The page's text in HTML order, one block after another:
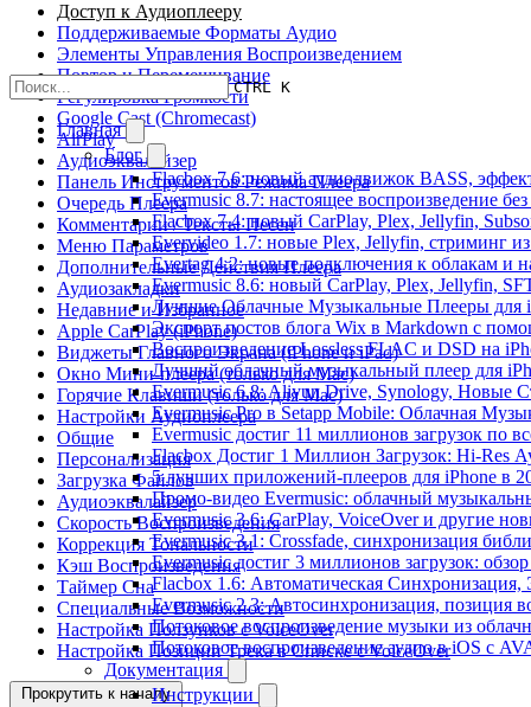
CTRL K
Главная
Блог
Flacbox 7.6: новый аудиодвижок BASS,
Evermusic 8.7: настоящее воспроизведение
Flacbox 7.4: новый CarPlay, Plex, Jellyfin,
Evervideo 1.7: новые Plex, Jellyfin, стриминг
Evertag 4.2: новые подключения к облакам и
Evermusic 8.6: новый CarPlay, Plex, Jellyfin,
Лучшие Облачные Музыкальные Плееры для
Экспорт постов блога Wix в Markdown с
Воспроизведение Lossless FLAC и DSD на
Лучший облачный музыкальный плеер для
Evermusic 6.8: Aliyun Drive, Synology, Новые
Evermusic Pro в Setapp Mobile: Облачная
Evermusic достиг 11 миллионов загрузок по
Flacbox Достиг 1 Миллион Загрузок: Hi-Res
5 лучших приложений-плееров для iPhone в
Промо-видео Evermusic: облачный
Evermusic 3.6: CarPlay, VoiceOver и другие
Evermusic 3.1: Crossfade, синхронизация
Evermusic достиг 3 миллионов загрузок:
Flacbox 1.6: Автоматическая
Evermusic 2.3: Автосинхронизация, позиция
Потоковое воспроизведение музыки из
Потоковое воспроизведение аудио в iOS с
Документация
Инструкции
Доступ к Аудиоплееру
Поддерживаемые Форматы Аудио
Элементы Управления Воспроизведением
Повтор и Перемешивание
Регулировка Громкости
Google Cast (Chromecast)
AirPlay
Аудиоэквалайзер
Панель Инструментов Режима Плеера
Очередь Плеера
Комментарии / Тексты Песен
Меню Параметров
Дополнительные Действия Плеера
Аудиозакладки
Недавние и Избранное
Apple CarPlay (iPhone)
Виджеты Главного Экрана (iPhone и iPad)
Окно Мини-плеера (только для Mac)
Горячие Клавиши (только для Mac)
Настройки Аудиоплеера
Общие
Персонализация
Загрузка Файлов
Аудиоэквалайзер
Скорость Воспроизведения
Коррекция Тональности
Кэш Воспроизведения
Таймер Сна
Специальные Возможности
Настройка Ползунков с VoiceOver
Настройка Позиции Трека в Списке с VoiceOver
Прокрутить к началу